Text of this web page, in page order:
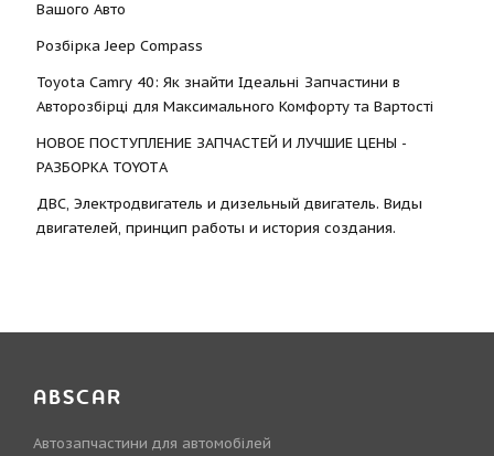
Вашого Авто
Розбірка Jeep Compass
Toyota Camry 40: Як знайти Ідеальні Запчастини в
Авторозбірці для Максимального Комфорту та Вартості
НОВОЕ ПОСТУПЛЕНИЕ ЗАПЧАСТЕЙ И ЛУЧШИЕ ЦЕНЫ -
РАЗБОРКА TOYOTА
ДВС, Электродвигатель и дизельный двигатель. Виды
двигателей, принцип работы и история создания.
ABSCAR
Автозапчастини для автомобілей